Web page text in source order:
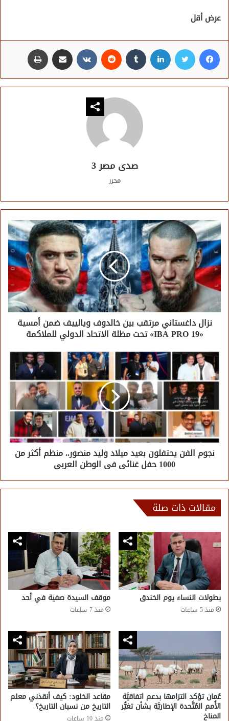
عرض أقل
فيسبوك تويتر لينكدإن مشاركة عبر البريد
صدى مصر 3
محرر
نزال داغستاني مرتقب بين خالدوف ويالييف ضمن أمسية
«IBA PRO 19» تحت مظلة الاتحاد الدولي للملاكمة
نجوم الفن يحتفلون بعيد ميلاد وليد منصور.. منظم أكثر من
1000 حفل غنائى فى الوطن العربى
مقالات ذات صلة
بطولات النساء يوم الخندق
منذ 5 ساعات
موقف السيدة صفية في أحد
منذ 7 ساعات
عُمان تؤكد التزامها بدعم اتفاقيَّة
الأُمم المُتَّحدة الإطاريَّة بشأن تغيُّر
المناخ
مقاعد الخلود: كيف أنقذني معلم
التاريخ من نسيان التاريخ؟
منذ 10 ساعات